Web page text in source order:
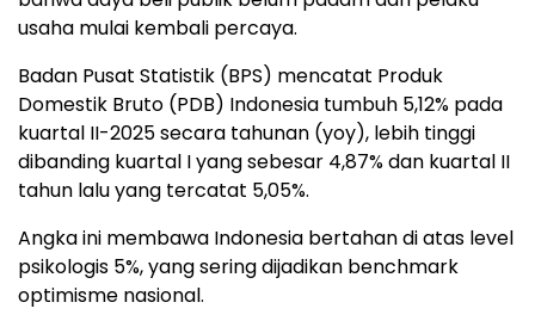
usaha mulai kembali percaya.
Badan Pusat Statistik (BPS) mencatat Produk
Domestik Bruto (PDB) Indonesia tumbuh 5,12% pada
kuartal II-2025 secara tahunan (yoy), lebih tinggi
dibanding kuartal I yang sebesar 4,87% dan kuartal II
tahun lalu yang tercatat 5,05%.
Angka ini membawa Indonesia bertahan di atas level
psikologis 5%, yang sering dijadikan benchmark
optimisme nasional.